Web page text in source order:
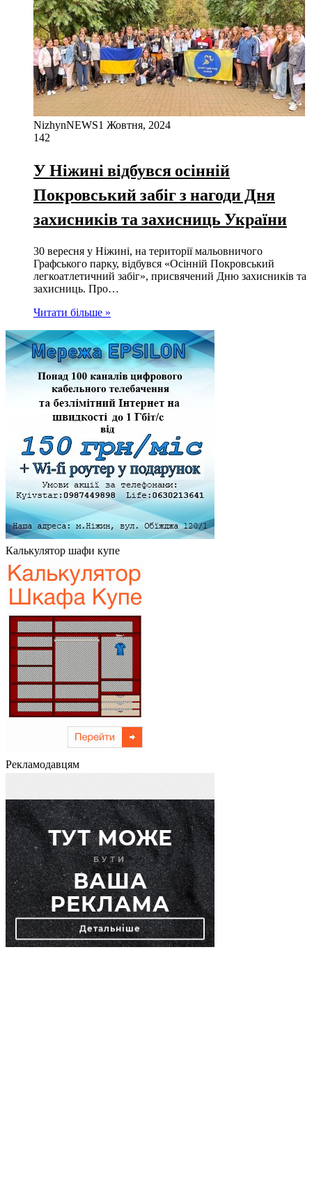
NizhynNEWS1 Жовтня, 2024
142
У Ніжині відбувся осінній
Покровський забіг з нагоди Дня
захисників та захисниць України
30 вересня у Ніжині, на території мальовничого
Графського парку, відбувся «Осінній Покровський
легкоатлетичний забіг», присвячений Дню захисників та
захисниць. Про…
Читати більше »
Калькулятор шафи купе
Рекламодавцям